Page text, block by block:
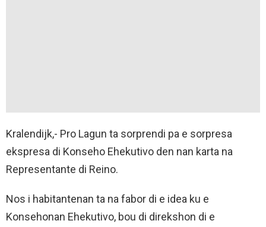
Kralendijk,- Pro Lagun ta sorprendi pa e sorpresa
ekspresa di Konseho Ehekutivo den nan karta na
Representante di Reino.
Nos i habitantenan ta na fabor di e idea ku e
Konsehonan Ehekutivo, bou di direkshon di e